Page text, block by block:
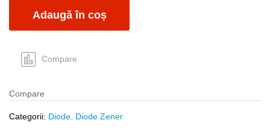
quantity
Adaugă în coș
Compare
Compare
Categorii: Diode Diode Zener